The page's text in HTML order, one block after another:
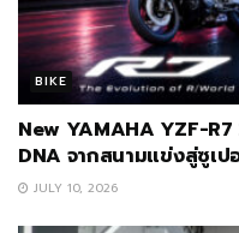
BIKE
New YAMAHA YZF-
DNA จากสนามแข่งสู่ซูเ
JULY 10, 2026